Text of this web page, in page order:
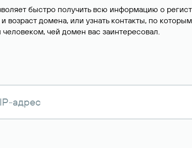
быстро получить всю информацию о
возраст домена, или узнать контакты, по
человеком, чей домен вас заинтересовал.